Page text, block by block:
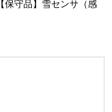
【保守品】雪センサ（感